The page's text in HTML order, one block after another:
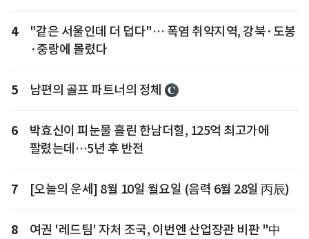
4
"같은 서울인데 더 덥다"… 폭염 취약지역, 강북·도봉
·중랑에 몰렸다
5 남편의 골프 파트너의 정체
6
박효신이 피눈물 흘린 한남더힐, 125억 최고가에
팔렸는데…5년 후 반전
7 [오늘의 운세] 8월 10일 월요일 (음력 6월 28일 丙辰)
8
여권 '레드팀' 자처 조국, 이번엔 산업장관 비판 "中